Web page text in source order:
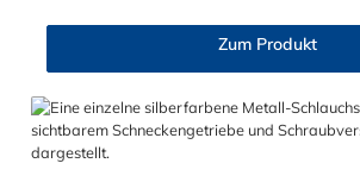
Bruchdrehmoment Schlauchschonend
Bandinnenseite Jede Schelle ist zur
einem Datumsstempel versehe Anwendungsbeispiele:
Maschinenbau Chemische Industrie
Eisenbahn Landmaschinen
Zum Produkt